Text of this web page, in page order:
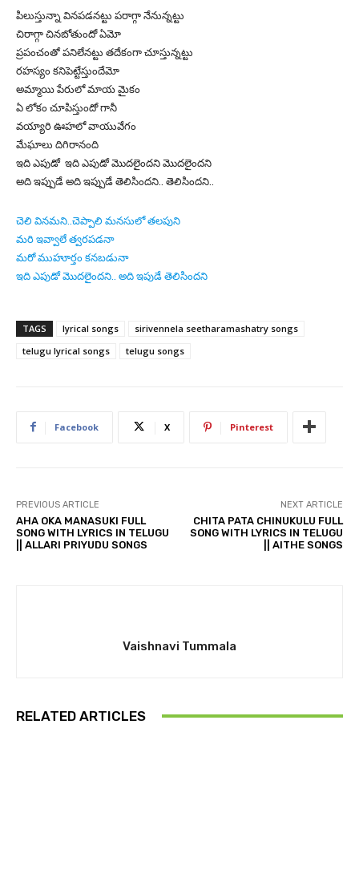
పిలుస్తున్నా వినపడనట్టు పరాగ్గా నేనున్నట్టు
చిరాగ్గా చినబోతుందో ఏమో
ప్రపంచంతో పనిలేనట్టు తదేకంగా చూస్తున్నట్టు
రహస్యం కనిపెట్టేస్తుందేమో
అమ్మాయి పేరులో మాయ మైకం
ఏ లోకం చూపిస్తుందో గానీ
వయ్యారి ఊహలో వాయువేగం
మేఘాలు దిగిరానంది
ఇది ఎపుడో ఇది ఎపుడో మొదలైందని మొదలైందని
అది ఇప్పుడే అది ఇప్పుడే తెలిసిందని.. తెలిసిందని..
చెలి వినమని..చెప్పాలి మనసులో తలపుని
మరి ఇవ్వాలే త్వరపడనా
మరో ముహూర్తం కనబడునా
ఇది ఎపుడో మొదలైందని.. అది ఇపుడే తెలిసిందని
TAGS lyrical songs
sirivennela seetharamashatry songs
telugu lyrical songs
telugu songs
Facebook X Pinterest
PREVIOUS ARTICLE
AHA OKA MANASUKI FULL
SONG WITH LYRICS IN TELUGU
|| ALLARI PRIYUDU SONGS
NEXT ARTICLE
CHITA PATA CHINUKULU FULL
SONG WITH LYRICS IN TELUGU
|| AITHE SONGS
Vaishnavi Tummala
RELATED ARTICLES